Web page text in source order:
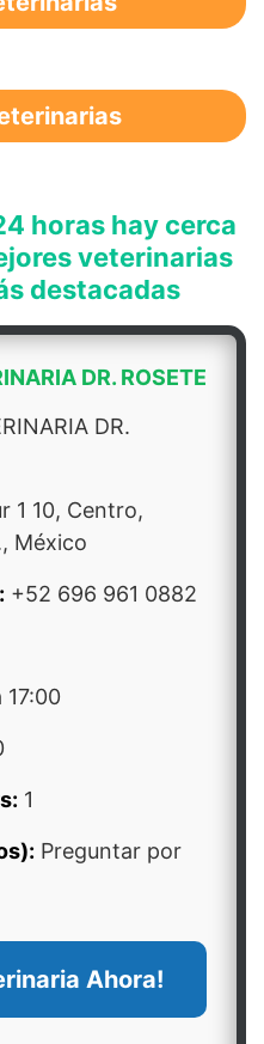
horas hay cerca
veterinarias
destacadas
DR. ROSETE
DR.
1 10, Centro,
México
+52 696 961 0882
17:00
1
Preguntar por
Ahora!